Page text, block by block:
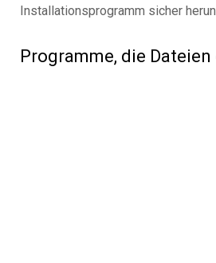
Installationsprogramm sicher
Programme, die